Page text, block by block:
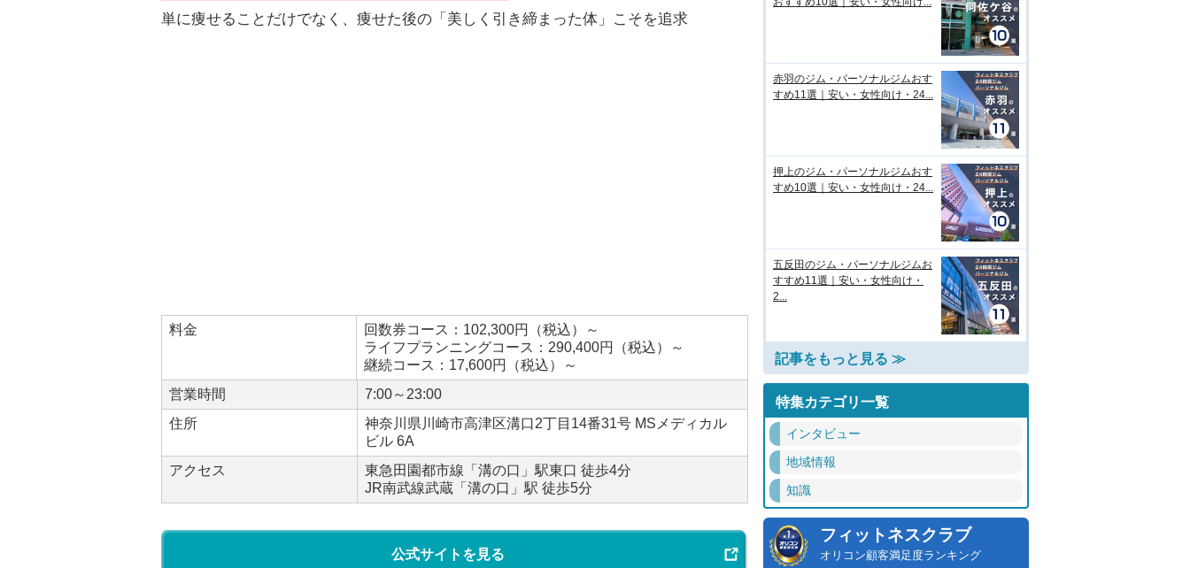
単に痩せることだけでなく、痩せた後の「美しく引き締まった体」こそを追求
料金
回数券コース：102,300円（税込）～
ライフプランニングコース：290,400円（税込）～
継続コース：17,600円（税込）～
営業時間
7:00～23:00
住所
神奈川県川崎市高津区溝口2丁目14番31号 MSメディカル
ビル 6A
アクセス
東急田園都市線「溝の口」駅東口 徒歩4分
JR南武線武蔵「溝の口」駅 徒歩5分
公式サイトを見る
赤羽のジム・パーソナルジムおす
すめ11選｜安い・女性向け・24...
押上のジム・パーソナルジムおす
すめ10選｜安い・女性向け・24...
五反田のジム・パーソナルジムお
すすめ11選｜安い・女性向け・
2...
記事をもっと見る ≫
特集カテゴリ一覧
インタビュー
地域情報
知識
フィットネスクラブ
オリコン顧客満足度ランキング